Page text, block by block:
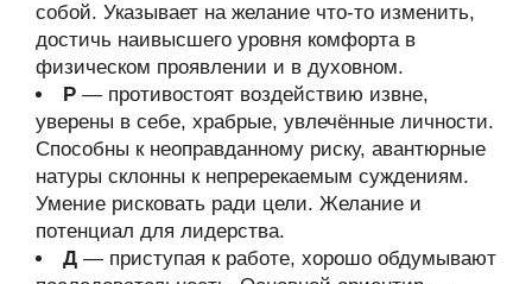
собой. Указывает на желание что-то изменить,
достичь наивысшего уровня комфорта в
физическом проявлении и в духовном.
Р — противостоят воздействию извне,
уверены в себе, храбрые, увлечённые личности.
Способны к неоправданному риску, авантюрные
натуры склонны к непререкаемым суждениям.
Умение рисковать ради цели. Желание и
потенциал для лидерства.
Д — приступая к работе, хорошо обдумывают